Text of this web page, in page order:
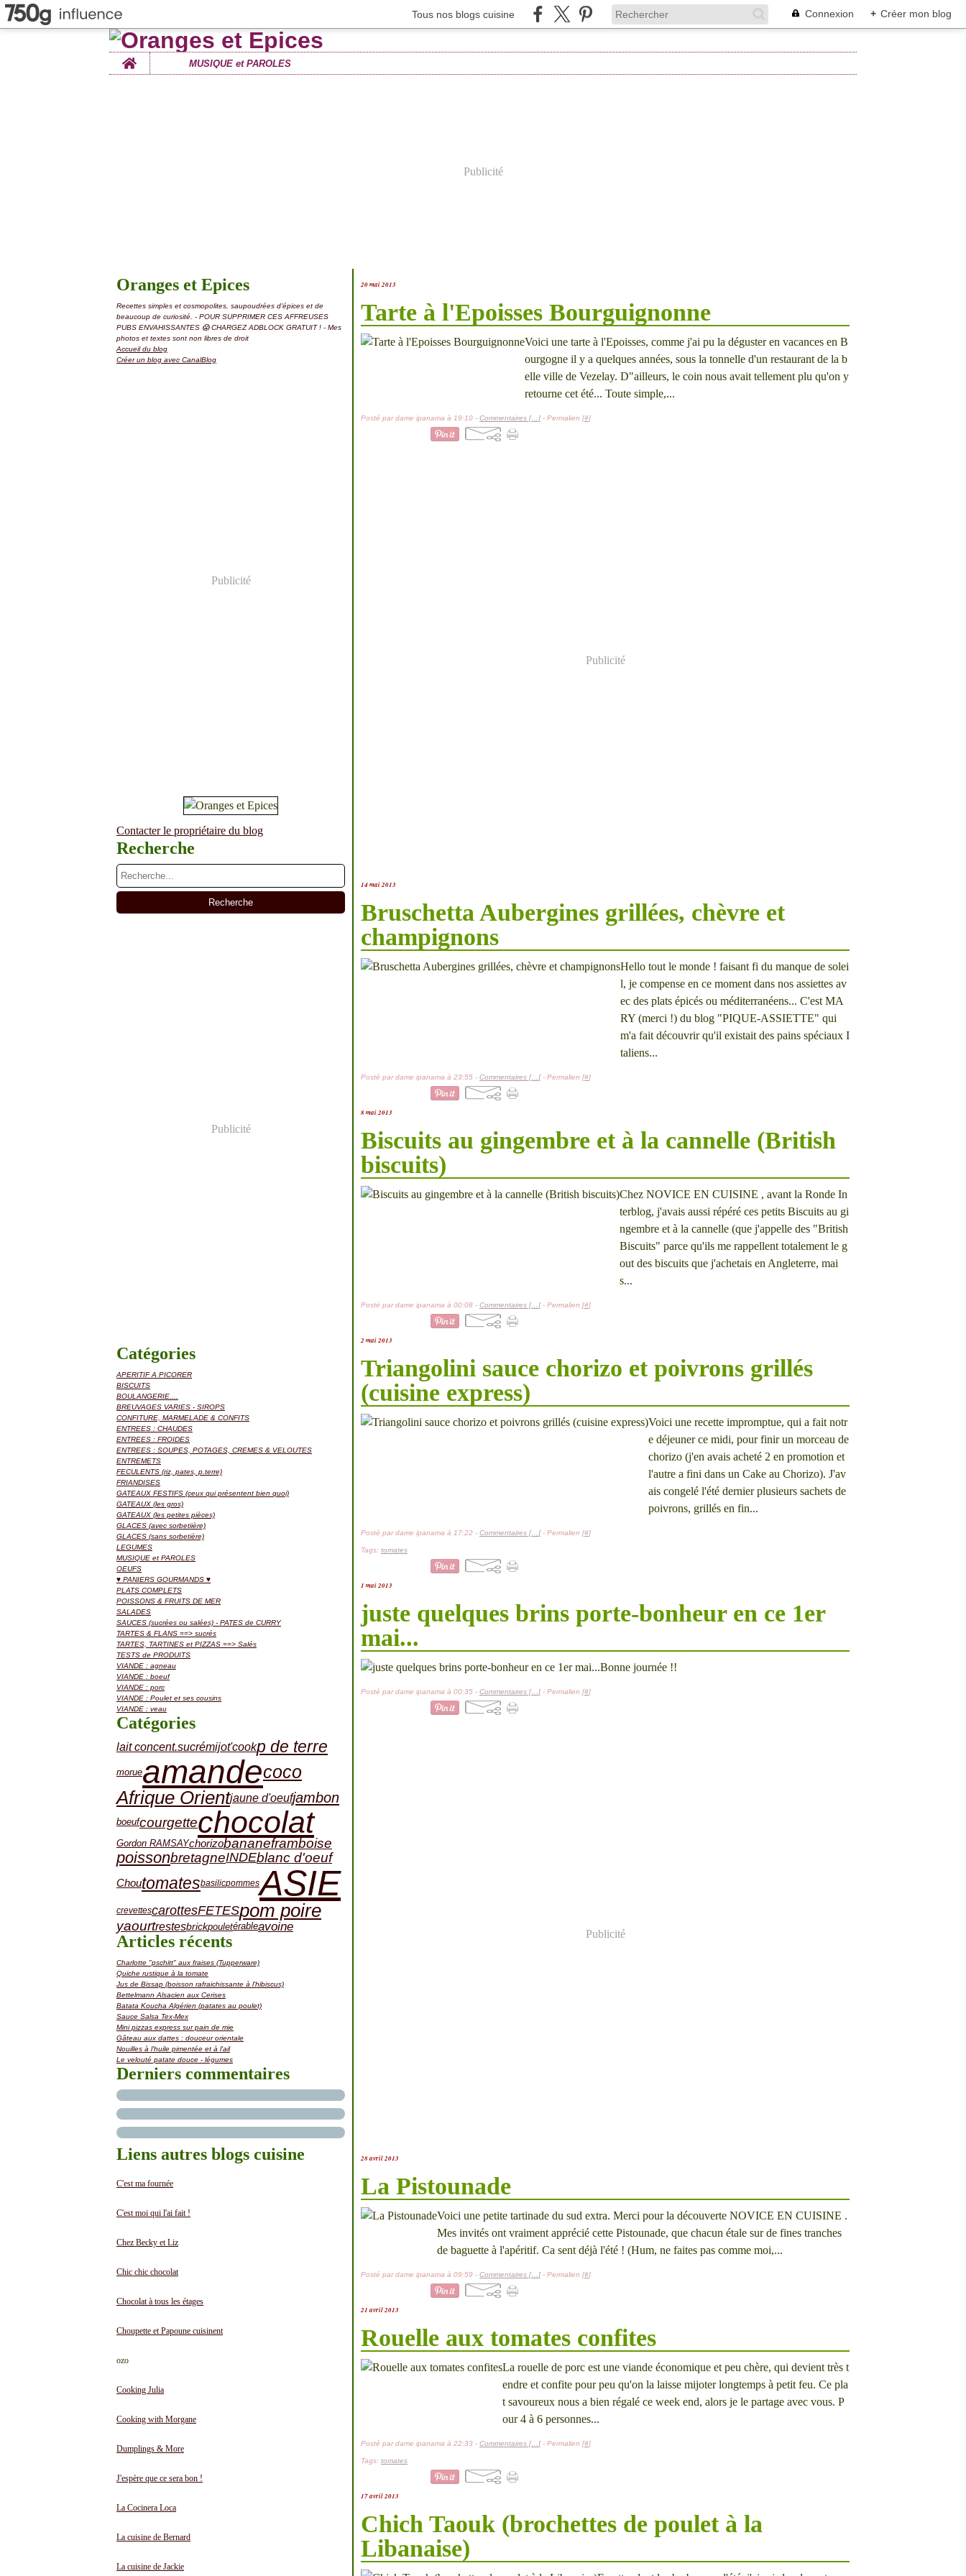
Tous nos blogs cuisine Connexion + Créer mon blog
Home
MUSIQUE et PAROLES
Publicité
Oranges et Epices
Recettes simples et cosmopolites, saupoudrées d'épices et de
beaucoup de curiosité. - POUR SUPPRIMER CES AFFREUSES
PUBS ENVAHISSANTES 😱 CHARGEZ ADBLOCK GRATUIT ! - Mes
photos et textes sont non libres de droit
Accueil du blog
Créer un blog avec CanalBlog
Publicité
Contacter le propriétaire du blog
Recherche
Publicité
Catégories
APERITIF A PICORER
BISCUITS
BOULANGERIE....
BREUVAGES VARIES - SIROPS
CONFITURE, MARMELADE & CONFITS
ENTREES : CHAUDES
ENTREES : FROIDES
ENTREES : SOUPES, POTAGES, CREMES & VELOUTES
ENTREMETS
FECULENTS (riz, pates, p.terre)
FRIANDISES
GATEAUX FESTIFS (ceux qui présentent bien quoi)
GATEAUX (les gros)
GATEAUX (les petites pièces)
GLACES (avec sorbetiière)
GLACES (sans sorbetière)
LEGUMES
MUSIQUE et PAROLES
OEUFS
♥ PANIERS GOURMANDS ♥
PLATS COMPLETS
POISSONS & FRUITS DE MER
SALADES
SAUCES (sucrées ou salées) - PATES de CURRY
TARTES & FLANS ==> sucrés
TARTES, TARTINES et PIZZAS ==> Salés
TESTS de PRODUITS
VIANDE : agneau
VIANDE : boeuf
VIANDE : porc
VIANDE : Poulet et ses cousins
VIANDE : veau
Catégories
lait concent.sucrémijot'cookp de terre
morueamandecoco
Afrique Orientjaune d'oeufjambon
boeufcourgettechocolat
Gordon RAMSAYchorizobananeframboise
poissonbretagneINDEblanc d'oeuf
ChoutomatesbasilicpommesASIE
crevettescarottesFETESpom poire
yaourtrestesbrickpouletérableavoine
Articles récents
Charlotte "pschitt" aux fraises (Tupperware)
Quiche rustique à la tomate
Jus de Bissap (boisson rafraichissante à l'hibiscus)
Bettelmann Alsacien aux Cerises
Batata Koucha Algérien (patates au poulet)
Sauce Salsa Tex-Mex
Mini pizzas express sur pain de mie
Gâteau aux dattes : douceur orientale
Nouilles à l'huile pimentée et à l'ail
Le velouté patate douce - légumes
Derniers commentaires
Liens autres blogs cuisine
C'est ma fournée
C'est moi qui l'ai fait !
Chez Becky et Liz
Chic chic chocolat
Chocolat à tous les étages
Choupette et Papoune cuisinent
ozo
Cooking Julia
Cooking with Morgane
Dumplings & More
J'espère que ce sera bon !
La Cocinera Loca
La cuisine de Bernard
La cuisine de Jackie
20 mai 2013
Tarte à l'Epoisses Bourguignonne
Voici une tarte à l'Epoisses, comme j'ai pu la déguster en vacances en B
ourgogne il y a quelques années, sous la tonnelle d'un restaurant de la b
elle ville de Vezelay. D"ailleurs, le coin nous avait tellement plu qu'on y
retourne cet été... Toute simple,...
Posté par dame ipanama à 19:10 - Commentaires [… ] - Permalien [#]
Publicité
14 mai 2013
Bruschetta Aubergines grillées, chèvre et
champignons
Hello tout le monde ! faisant fi du manque de solei
l, je compense en ce moment dans nos assiettes av
ec des plats épicés ou méditerranéens... C'est MA
RY (merci !) du blog "PIQUE-ASSIETTE" qui
m'a fait découvrir qu'il existait des pains spéciaux I
taliens...
Posté par dame ipanama à 23:55 - Commentaires [… ] - Permalien [#]
8 mai 2013
Biscuits au gingembre et à la cannelle (British
biscuits)
Chez NOVICE EN CUISINE , avant la Ronde In
terblog, j'avais aussi répéré ces petits Biscuits au gi
ngembre et à la cannelle (que j'appelle des "British
Biscuits" parce qu'ils me rappellent totalement le g
out des biscuits que j'achetais en Angleterre, mai
s...
Posté par dame ipanama à 00:08 - Commentaires [… ] - Permalien [#]
2 mai 2013
Triangolini sauce chorizo et poivrons grillés
(cuisine express)
Voici une recette impromptue, qui a fait notr
e déjeuner ce midi, pour finir un morceau de
chorizo (j'en avais acheté 2 en promotion et
l'autre a fini dans un Cake au Chorizo). J'av
ais congelé l'été dernier plusieurs sachets de
poivrons, grillés en fin...
Posté par dame ipanama à 17:22 - Commentaires [… ] - Permalien [#]
Tags: tomates
1 mai 2013
juste quelques brins porte-bonheur en ce 1er
mai...
Bonne journée !!
Posté par dame ipanama à 00:35 - Commentaires [… ] - Permalien [#]
Publicité
28 avril 2013
La Pistounade
Voici une petite tartinade du sud extra. Merci pour la découverte NOVICE EN CUISINE .
Mes invités ont vraiment apprécié cette Pistounade, que chacun étale sur de fines tranches
de baguette à l'apéritif. Ca sent déjà l'été ! (Hum, ne faites pas comme moi,...
Posté par dame ipanama à 09:59 - Commentaires [… ] - Permalien [#]
21 avril 2013
Rouelle aux tomates confites
La rouelle de porc est une viande économique et peu chère, qui devient très t
endre et confite pour peu qu'on la laisse mijoter longtemps à petit feu. Ce pla
t savoureux nous a bien régalé ce week end, alors je le partage avec vous. P
our 4 à 6 personnes...
Posté par dame ipanama à 22:33 - Commentaires [… ] - Permalien [#]
Tags: tomates
17 avril 2013
Chich Taouk (brochettes de poulet à la
Libanaise)